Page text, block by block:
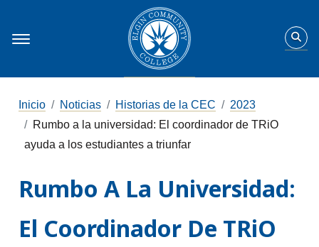
Inicio Noticias Historias de la CEC
2023
Rumbo a la universidad: El coordinador de TRiO
ayuda a los estudiantes a triunfar
Rumbo A La Universidad:
El Coordinador De TRiO